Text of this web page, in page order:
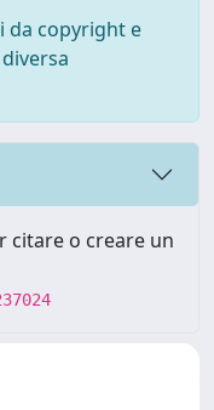
da copyright e
citare o creare un